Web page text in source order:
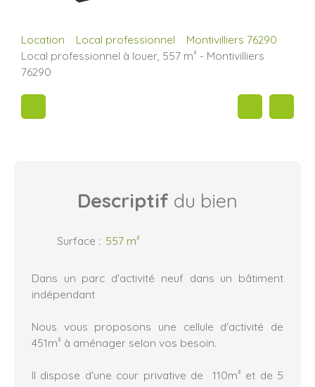
Location Local professionnel
Montivilliers 76290
Local professionnel à louer, 557 m² - Montivilliers
76290
Descriptif du bien
Surface : 557 m²
Dans un parc d'activité neuf dans un bâtiment
indépendant
Nous vous proposons une cellule d'activité de
451m² à aménager selon vos besoin.
Il dispose d'une cour privative de 110m² et de 5